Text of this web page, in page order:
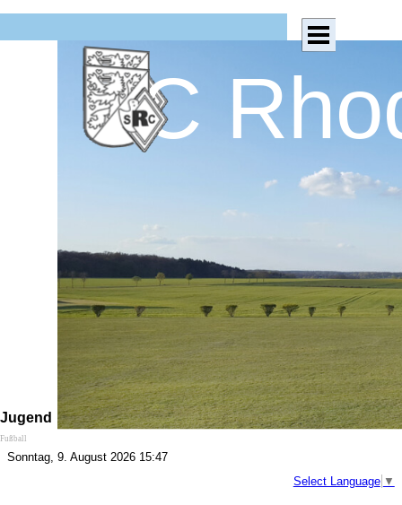
SC
Jugend
Fußball
Sonntag, 9. August 2026 15:47
Select Language ▼